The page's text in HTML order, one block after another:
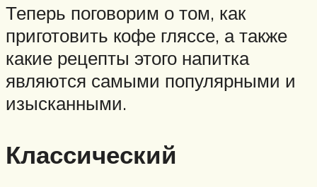
Теперь поговорим о том, как
приготовить кофе гляссе, а также
какие рецепты этого напитка
являются самыми популярными и
изысканными.
Классический